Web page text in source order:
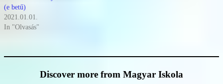
(e betű)
2021.01.01.
In "Olvasás"
Discover more from Magyar Iskola